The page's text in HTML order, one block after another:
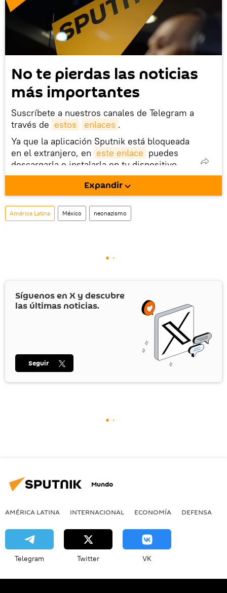
No te pierdas las noticias
más importantes
Suscríbete a nuestros canales de Telegram a
través de estos enlaces .
Ya que la aplicación Sputnik está bloqueada
en el extranjero, en este enlace puedes
descargarla e instalarla en tu dispositivo
móvil (¡solo para Android!).
También tenemos una cuenta en la red
social rusa VK .
Expandir
América Latina México neonazismo
Síguenos en X y descubre
las últimas noticias.
Seguir
Mundo
AMÉRICA LATINA INTERNACIONAL ECONOMÍA DEFENSA
Telegram Twitter VK